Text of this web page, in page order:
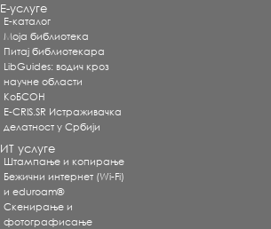
Е-услуге
Е-каталог
Моја библиотека
Питај библиотекара
LibGuides: водич кроз
научне области
КоБСОН
E-CRIS.SR Истраживачка
делатност у Србији
ИТ услуге
Штампање и копирање
Бежични интернет (Wi-Fi)
и eduroam®
Скенирање и
фотографисање